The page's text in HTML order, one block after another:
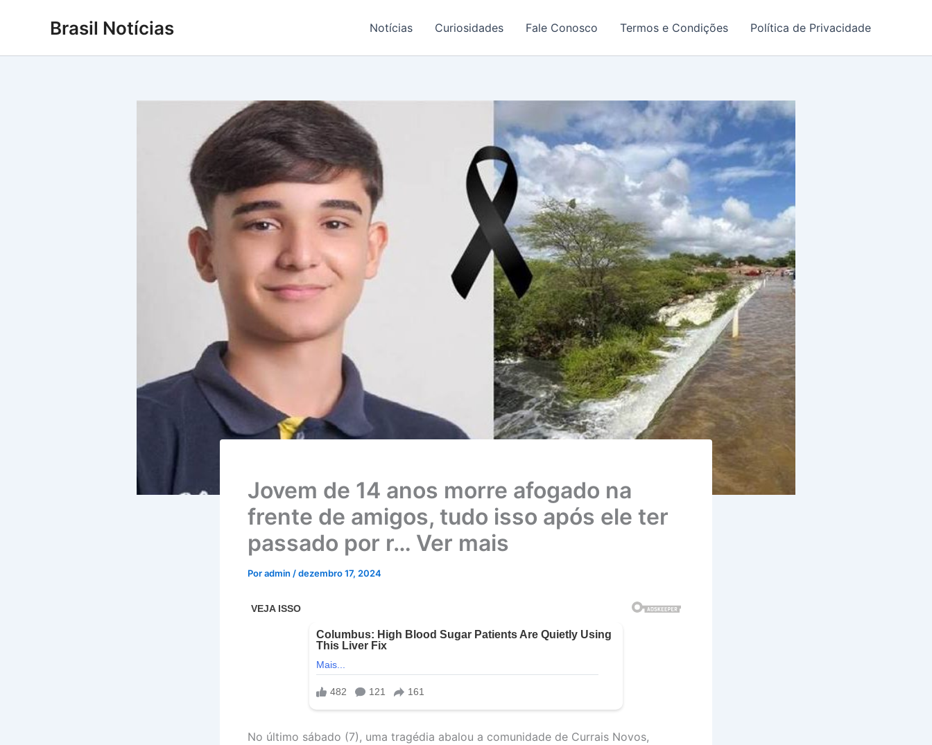
Brasil Notícias Notícias Curiosidades Fale Conosco Termos e Condições Política de Privacidade
Jovem de 14 anos morre afogado na
frente de amigos, tudo isso após ele ter
passado por r… Ver mais
Poradmin /dezembro 17, 2024
No último sábado (7), uma tragédia abalou a comunidade de Currais Novos,